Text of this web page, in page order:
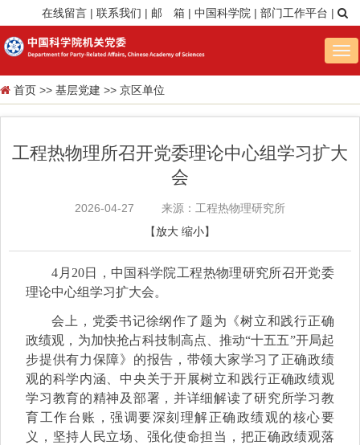
在线留言 | 联系我们 | 邮 箱 | 中国科学院 | 部门工作平台 |
首页 >> 基层党建 >> 京区单位
工程热物理所召开党委理论中心组学习扩大
会
2026-04-27
来源：工程热物理研究所
【放大 缩小】
4月20日，中国科学院工程热物理研究所召开党委
理论中心组学习扩大会。
会上，党委书记徐纲作了题为《树立和践行正确
政绩观，为加快抢占科技制高点、推动“十五五”开局起
步提供有力保障》的报告，带领大家学习了正确政绩
观的科学内涵、中央关于开展树立和践行正确政绩观
学习教育的精神及部署，并详细解读了研究所学习教
育工作台账，强调要深刻理解正确政绩观的核心要
义，坚持人民立场、强化使命担当，把正确政绩观落